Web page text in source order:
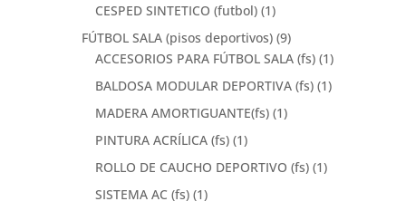
CESPED SINTETICO (futbol) (1)
FÚTBOL SALA (pisos deportivos) (9)
ACCESORIOS PARA FÚTBOL SALA (fs) (1)
BALDOSA MODULAR DEPORTIVA (fs) (1)
MADERA AMORTIGUANTE(fs) (1)
PINTURA ACRÍLICA (fs) (1)
ROLLO DE CAUCHO DEPORTIVO (fs) (1)
SISTEMA AC (fs) (1)